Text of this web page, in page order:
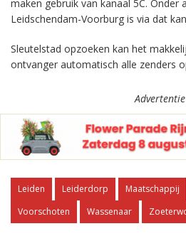
maken gebruik van kanaal 5C.
Leidschendam-Voorburg is via dat
Sleutelstad opzoeken kan het
ontvanger automatisch alle zenders
Advertentie
Leiden Leiderdorp Maatschappij
Voorschoten
Wassenaar